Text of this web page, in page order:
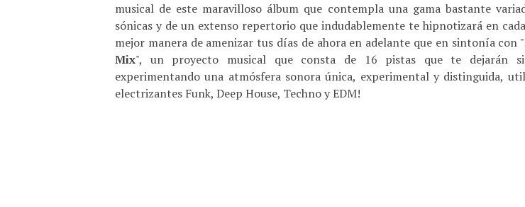
musical de este maravilloso álbum que contempla una gama bastante
sónicas y de un extenso repertorio que indudablemente te hipnotizará en
mejor manera de amenizar tus días de ahora en adelante que en sintonía con "
Mix", un proyecto musical que consta de 16 pistas que te dejarán
experimentando una atmósfera sonora única, experimental y distinguida,
electrizantes Funk, Deep House, Techno y EDM!